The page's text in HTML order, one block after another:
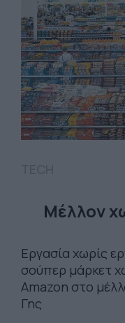
Μέλλον
Εργασία χωρίς
σούπερ μάρκετ
Amazon στο
Γης